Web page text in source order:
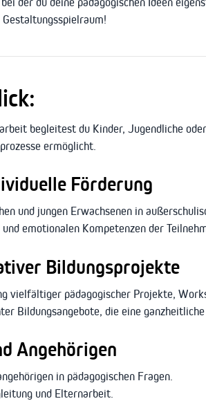
begleitest du Kinder, Jugendliche
ermöglicht.
Förderung
und jungen Erwachsenen in
emotionalen Kompetenzen der
Bildungsprojekte
vielfältiger pädagogischer Projekte,
Bildungsangebote, die eine
Angehörigen
in pädagogischen Fragen.
und Elternarbeit.